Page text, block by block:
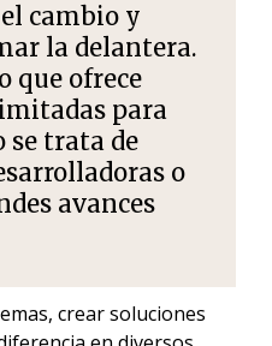
cambio y
la delantera.
que ofrece
para
se trata de
o
avances
crear soluciones